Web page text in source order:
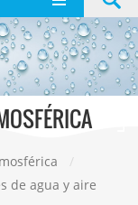
/
de agua y aire